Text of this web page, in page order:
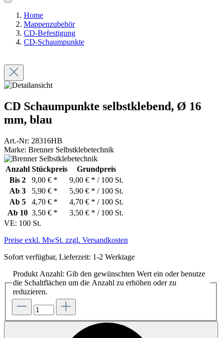
Home
Mappenzubehör
CD-Befestigung
CD-Schaumpunkte
CD Schaumpunkte selbstklebend, Ø 16
mm, blau
Art.-Nr: 28316HB
Marke: Brenner Selbstklebetechnik
Anzahl Stückpreis
Grundpreis
Bis 2 9,00 € *
9,00 € * / 100 St.
Ab 3 5,90 € *
5,90 € * / 100 St.
Ab 5 4,70 € *
4,70 € * / 100 St.
Ab 10 3,50 € *
3,50 € * / 100 St.
VE: 100 St.
Preise exkl. MwSt. zzgl. Versandkosten
Sofort verfügbar, Lieferzeit: 1-2 Werktage
Produkt Anzahl: Gib den gewünschten Wert ein oder benutze
die Schaltflächen um die Anzahl zu erhöhen oder zu
reduzieren.